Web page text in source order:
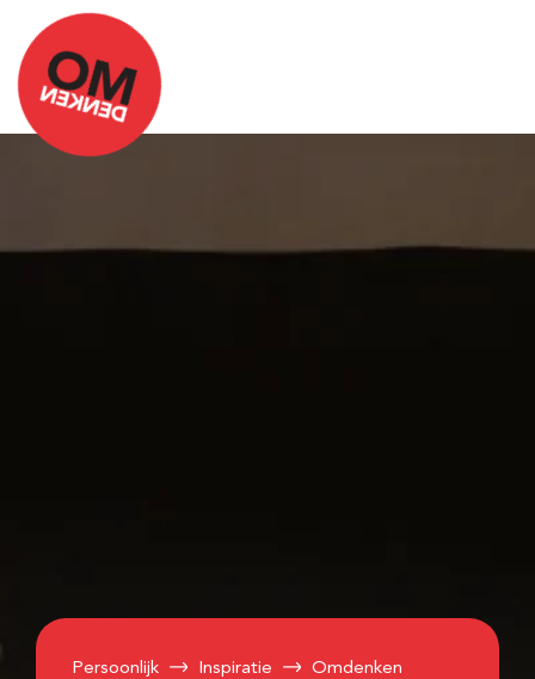
Persoonlijk Inspiratie
Omdenken